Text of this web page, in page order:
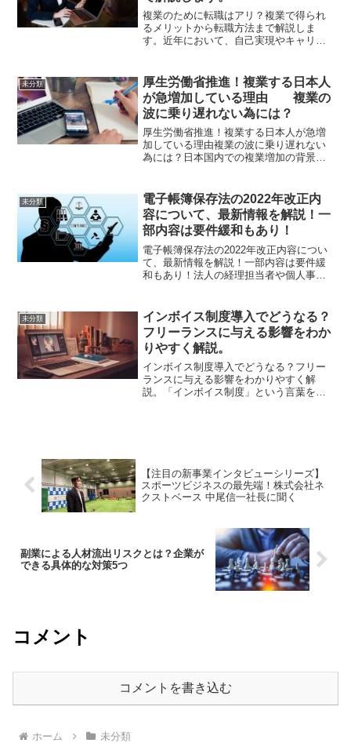
複業のために転職はアリ？複業で得られ
るメリットから転職方法まで解説しま
す。近年において、自己実現やキャリア
複業が容認されておらず、転職しようか
迷っている方も多いのではな...
未分類
厚生労働省推進！複業する日本人
が急増加している理由 複業の
波に乗り遅れない為には？
厚生労働省推進！複業する日本人が急増
加している理由複業の波に乗り遅れない
為には？日本国内での複業増加の背景近
当たり前のように行われている複業・副
業ですが、どうして日本で...
未分類
電子帳簿保存法の2022年改正内
容について、最新情報を解説！一
部内容は要件緩和もあり！
電子帳簿保存法の2022年改正内容につい
て、最新情報を解説！一部内容は要件緩
和もあり！法人の経理担当者や個人事業
えば、2022年から施行された改正版の電
子帳簿保存法です...
未分類
インボイス制度導入でどうなる？
フリーランスに与える影響をわか
りやすく解説。
インボイス制度導入でどうなる？フリー
ランスに与える影響をわかりやすく解
説。「インボイス制度」という言葉をご
【注目の新事業インタビューシリーズ】
スポーツビジネスの最先端！株式会社ネ
クストベース 中尾信一社長に聞く
副業による人材流出リスクとは？企業が
できる具体的な対策5つ
コメント
コメントを書き込む
ホーム 未分類